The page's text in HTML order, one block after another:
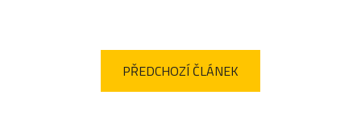
PŘEDCHOZÍ ČLÁNEK